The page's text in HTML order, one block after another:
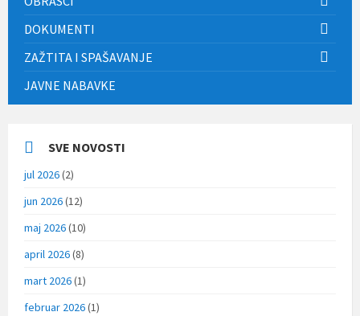
DOKUMENTI
ZAŽTITA I SPAŠAVANJE
JAVNE NABAVKE
SVE NOVOSTI
jul 2026(2)
jun 2026(12)
maj 2026(10)
april 2026(8)
mart 2026(1)
februar 2026(1)